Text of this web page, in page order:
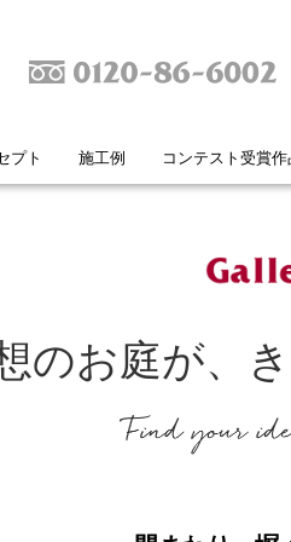
プト 施工例 コンテスト受賞作
のお庭が、